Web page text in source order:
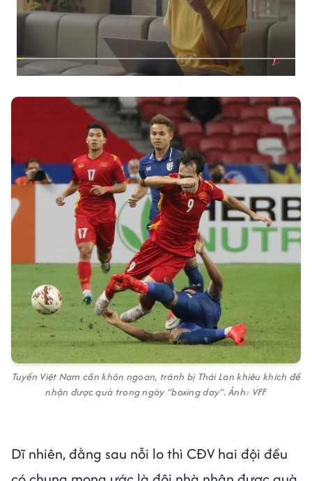
Tuyển Việt Nam cần khôn ngoan, tránh bị Thái Lan khiêu khích để
nhận được quà trong ngày “boxing day”. Ảnh: VFF
Dĩ nhiên, đằng sau nỗi lo thì CĐV hai đội đều